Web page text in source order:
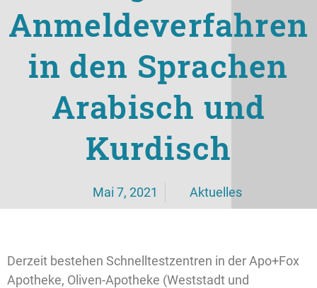
Anmeldeverfahren
in den Sprachen
Arabisch und
Kurdisch
Mai 7, 2021 Aktuelles
Derzeit bestehen Schnelltestzentren in der Apo+Fox
Apotheke, Oliven-Apotheke (Weststadt und